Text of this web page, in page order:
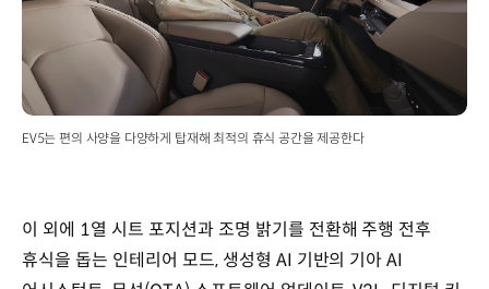
EV5는 편의 사양을 다양하게 탑재해 최적의 휴식 공간을 제공한다
이 외에 1열 시트 포지션과 조명 밝기를 전환해 주행 전후
휴식을 돕는 인테리어 모드, 생성형 AI 기반의 기아 AI